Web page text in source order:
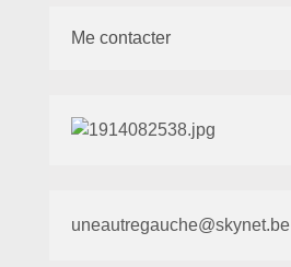
Me contacter
uneautregauche@skynet.be